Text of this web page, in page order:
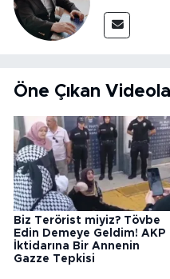
Öne Çıkan
Biz Terörist miyiz? Tövbe
Edin Demeye Geldim! AKP
İktidarına Bir Annenin
Gazze Tepkisi
SOSYAL MEDYA